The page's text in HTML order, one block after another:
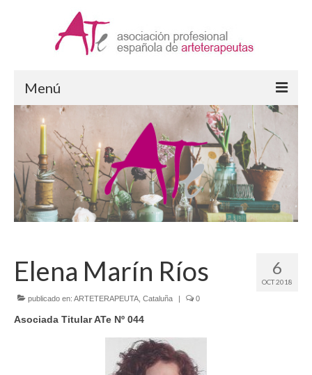
Menú
Arteterapia
¿Qué es la Arteterapia?
Formación en Arteterapia
Ejercicio de la Arteterapia
ATe Asociación
Quiénes somos
Código Ético
Estatutos ATe
6
OCT 2018
Elena Marín Ríos
publicado en: ARTETERAPEUTA Cataluña | 0
Asociada Titular ATe Nº 044